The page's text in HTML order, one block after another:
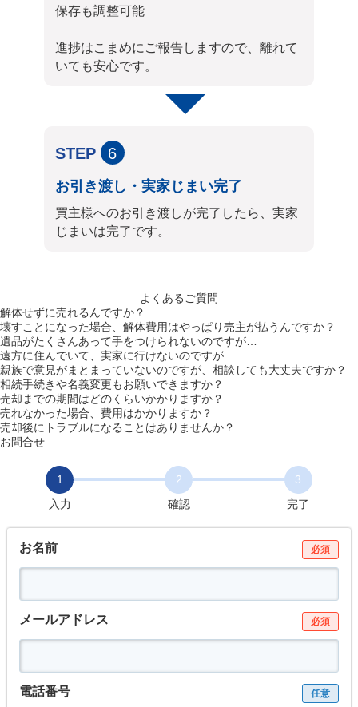
保存も調整可能
進捗はこまめにご報告しますので、離れて
いても安心です。
STEP 6
お引き渡し・実家じまい完了
買主様へのお引き渡しが完了したら、実家
じまいは完了です。
よくあるご質問
解体せずに売れるんですか？
壊すことになった場合、解体費用はやっぱり売主が払うんですか？
遺品がたくさんあって手をつけられないのですが…
遠方に住んでいて、実家に行けないのですが…
親族で意見がまとまっていないのですが、相談しても大丈夫ですか？
相続手続きや名義変更もお願いできますか？
売却までの期間はどのくらいかかりますか？
売れなかった場合、費用はかかりますか？
売却後にトラブルになることはありませんか？
お問合せ
1
入力
2
確認
3
完了
お名前 必須
メールアドレス 必須
電話番号 任意